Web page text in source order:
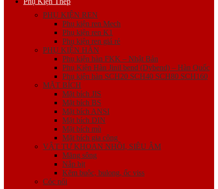
PHỤ KIỆN REN
Phụ kiện ren Mech
Phụ kiện ren K1
Phụ kiện ren giá rẻ
PHỤ KIỆN HÀN
Phụ kiện hàn FKK – Nhật Bản
Phụ Kiện Hàn Jinil bend (Dybend) – Hàn Quốc
Phụ kiện hàn SCH20 SCH40 SCH80 SCH160
MẶT BÍCH
Mặt bích JIS
Mặt bích BS
Mặt bích ANSI
Mặt bích DIN
Mặt bích mù
Mặt bích gia công
VẬT TƯ KHOAN NHỒI, SIÊU ÂM
Măng sông
Nắp bịt
Kẽm buộc, bulong, ốc viss
Cóc nối